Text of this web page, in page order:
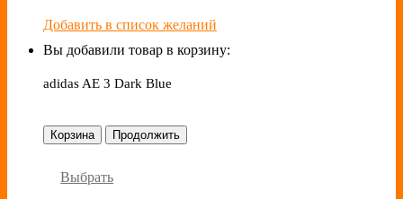
Добавить в список желаний
Вы добавили товар в корзину:
adidas AE 3 Dark Blue
Корзина Продолжить
Выбрать